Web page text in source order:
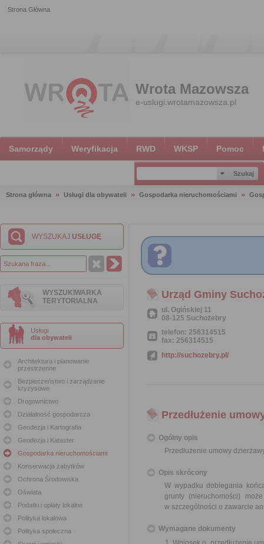
Strona Główna
Wrota Mazowsza
e-uslugi.wrotamazowsza.pl
Samorządy Weryfikacja RWD WKSP Pomoc
Strona główna Usługi dla obywateli Gospodarka nieruchomościami
WYSZUKAJ USŁUGĘ
WYSZUKIWARKA
TERYTORIALNA
Usługi
dla obywateli
Architektura i planowanie
przestrzenne
Bezpieczeństwo i zarządzanie
kryzysowe
Drogownictwo
Działalność gospodarcza
Geodezja i Kartografia
Geodezja i Kataster
Gospodarka nieruchomościami
Konserwacja zabytków
Ochrona Środowiska
Oświata
Podatki i opłaty lokalne
Polityka lokalowa
Polityka społeczna
Urząd Gminy
ul. Ogińskiej 11
08-125 Suchożebry
telefon: 256314515
fax: 256314515
http://suchozebry.pl/
Przedłużenie
Ogólny opis
Przedłużenie umowy
Opis skrócony
W wypadku dobiegania
grunty (nieruchomości)
w szczególności o zawarcie
Wymagane dokumenty